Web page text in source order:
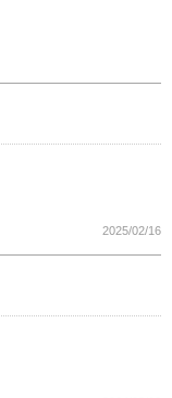
2025/02/16